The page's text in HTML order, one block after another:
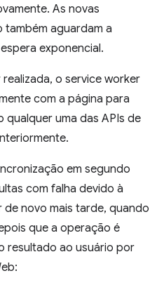
As novas
aguardam a
exponencial.
o service worker
com a página para
qualquer uma das APIs de
em segundo
com falha devido à
novo mais tarde, quando
que a operação é
resultado ao usuário por